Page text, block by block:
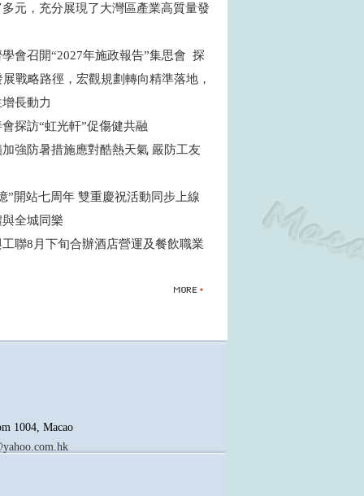
元，充分展現了大灣區產業高質量發
會召開“2027年施政報告”集思會 探
展戰略路徑，宏觀規劃轉向精準落地，
長動力
探訪“虹光軒”促傷健共融
強防暑措施應對酷熱天氣 嚴防工友
”開站七周年 雙重慶祝活動同步上線
全城同樂
聯8月下旬合辦酒店營運及餐飲職業
1004, Macao